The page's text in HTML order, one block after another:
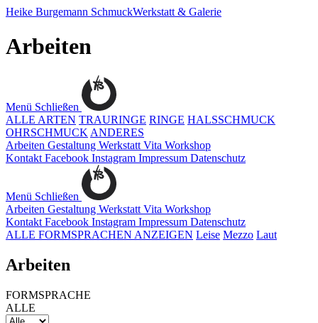
Heike Burgemann SchmuckWerkstatt & Galerie
Arbeiten
Menü Schließen
ALLE ARTEN TRAURINGE RINGE HALSSCHMUCK
OHRSCHMUCK ANDERES
Arbeiten Gestaltung Werkstatt Vita Workshop
Kontakt Facebook Instagram Impressum Datenschutz
Menü Schließen
Arbeiten Gestaltung Werkstatt Vita Workshop
Kontakt Facebook Instagram Impressum Datenschutz
ALLE FORMSPRACHEN ANZEIGEN Leise Mezzo Laut
Arbeiten
FORMSPRACHE
ALLE